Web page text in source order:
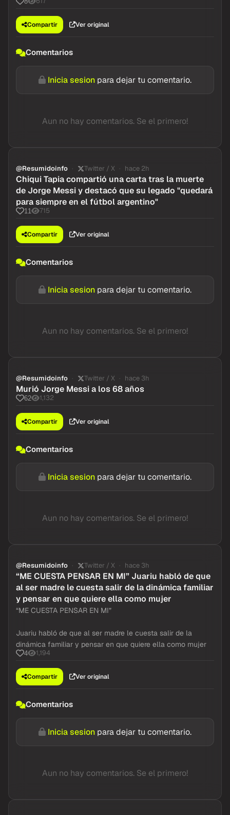
Compartir Ver original
Comentarios
Inicia sesion para dejar tu comentario.
Aun no hay comentarios. Se el primero!
@Resumidoinfo Twitter / X hace 2h
Chiqui Tapia compartió una carta tras la muerte
de Jorge Messi y destacó que su legado "quedará
para siempre en el fútbol argentino"
11 715
Compartir Ver original
Comentarios
Inicia sesion para dejar tu comentario.
Aun no hay comentarios. Se el primero!
@Resumidoinfo Twitter / X hace 3h
Murió Jorge Messi a los 68 años
62 1,132
Compartir Ver original
Comentarios
Inicia sesion para dejar tu comentario.
Aun no hay comentarios. Se el primero!
@Resumidoinfo Twitter / X hace 3h
“ME CUESTA PENSAR EN MI” Juariu habló de que
al ser madre le cuesta salir de la dinámica familiar
y pensar en que quiere ella como mujer
“ME CUESTA PENSAR EN MI”
Juariu habló de que al ser madre le cuesta salir de la
dinámica familiar y pensar en que quiere ella como mujer
4 1,194
Compartir Ver original
Comentarios
Inicia sesion para dejar tu comentario.
Aun no hay comentarios. Se el primero!